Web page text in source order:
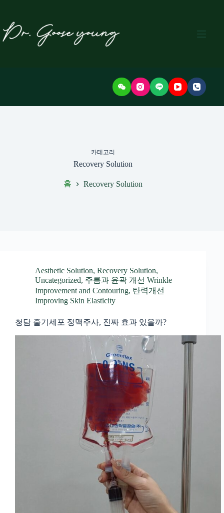
로
카테고리
Recovery Solution
홈 Recovery Solution
Aesthetic Solution, Recovery Solution,
Uncategorized, 주름과 윤곽 개선 Wrinkle
Improvement and Contouring, 탄력개선
Improving Skin Elasticity
청담 줄기세포 정맥주사, 진짜 효과 있을까?